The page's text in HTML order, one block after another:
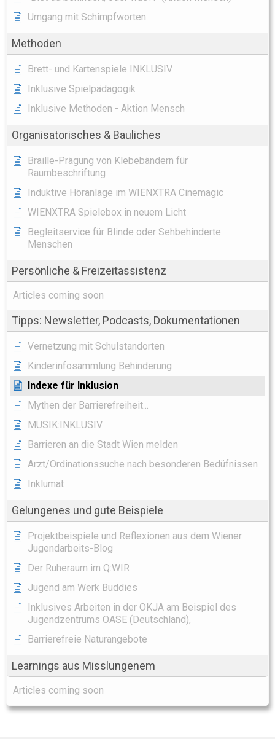
Umgang mit Schimpfworten
Methoden
Brett- und Kartenspiele INKLUSIV
Inklusive Spielpädagogik
Inklusive Methoden - Aktion Mensch
Organisatorisches & Bauliches
Braille-Prägung von Klebebändern für
Raumbeschriftung
Induktive Höranlage im WIENXTRA Cinemagic
WIENXTRA Spielebox in neuem Licht
Begleitservice für Blinde oder Sehbehinderte
Menschen
Persönliche & Freizeitassistenz
Articles coming soon
Tipps: Newsletter, Podcasts, Dokumentationen
Vernetzung mit Schulstandorten
Kinderinfosammlung Behinderung
Indexe für Inklusion
Mythen der Barrierefreiheit...
MUSIK:INKLUSIV
Barrieren an die Stadt Wien melden
Arzt/Ordinationssuche nach besonderen Bedüfnissen
Inklumat
Gelungenes und gute Beispiele
Projektbeispiele und Reflexionen aus dem Wiener
Jugendarbeits-Blog
Der Ruheraum im Q:WIR
Jugend am Werk Buddies
Inklusives Arbeiten in der OKJA am Beispiel des
Jugendzentrums OASE (Deutschland),
Barrierefreie Naturangebote
Learnings aus Misslungenem
Articles coming soon